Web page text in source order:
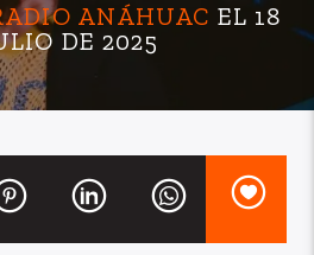
ANÁHUAC EL 18
DE 2025